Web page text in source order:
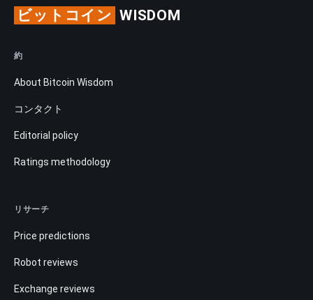
ビットコイン WISDOM
約
About Bitcoin Wisdom
コンタクト
Editorial policy
Ratings methodology
リサーチ
Price predictions
Robot reviews
Exchange reviews